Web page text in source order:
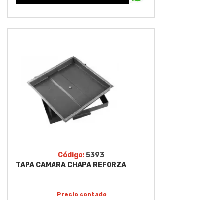
Código:5393
TAPA CAMARA CHAPA REFORZA
Precio contado